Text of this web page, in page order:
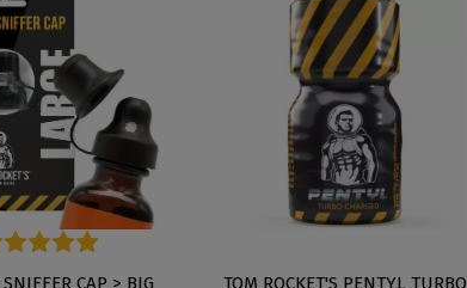
SNIFFER CAP > BIG
TOM ROCKET'S PENTYL TURBO